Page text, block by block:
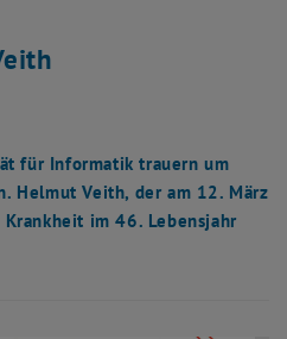
auflisten
für Informatik trauern um
Helmut Veith, der am 12. März
im 46. Lebensjahr